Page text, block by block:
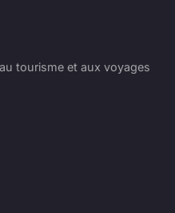
tourisme et aux voyages